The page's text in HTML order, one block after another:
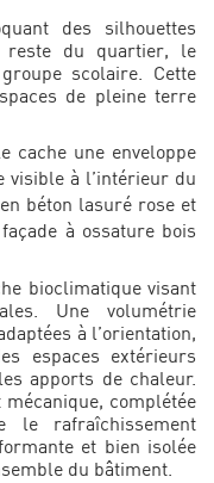
des silhouettes
reste du quartier, le
scolaire. Cette
de pleine terre
cache une enveloppe
visible à l’intérieur du
béton lasuré rose et
à ossature bois
bioclimatique visant
Une volumétrie
à l’orientation,
espaces extérieurs
apports de chaleur.
complétée
le rafraîchissement
et bien isolée
du bâtiment.